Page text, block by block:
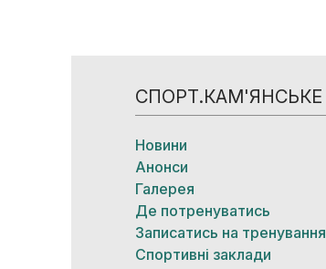
СПОРТ.КАМ'ЯНСЬКЕ
Новини
Анонси
Галерея
Де потренуватись
Записатись на тренування
Спортивні заклади